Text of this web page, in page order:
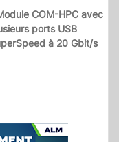
COM-HPC avec
ports USB
à 20 Gbit/s